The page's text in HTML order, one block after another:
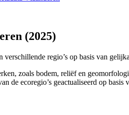
(2025)
regio’s op basis van
zoals bodem, reliëf en
de ecoregio’s geactualiseerd op